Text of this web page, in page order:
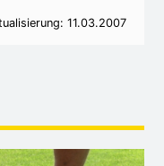
11.03.2007